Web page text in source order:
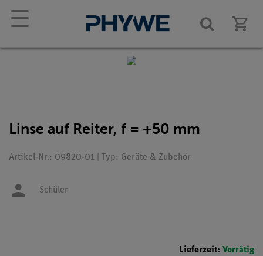
☰
Linse auf Reiter, f = +50 mm
Artikel-Nr.: 09820-01 | Typ: Geräte & Zubehör
Schüler
Lieferzeit: Vorrätig